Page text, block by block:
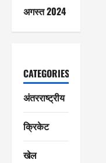
अगस्त 2024
CATEGORIES
अंतरराष्ट्रीय
क्रिकेट
खेल